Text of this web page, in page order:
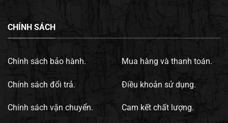
CHÍNH SÁCH
Chính sách bảo hành.
Chính sách đổi trả.
Chính sách vận chuyển.
Mua hàng và thanh toán.
Điều khoản sử dụng.
Cam kết chất lượng.